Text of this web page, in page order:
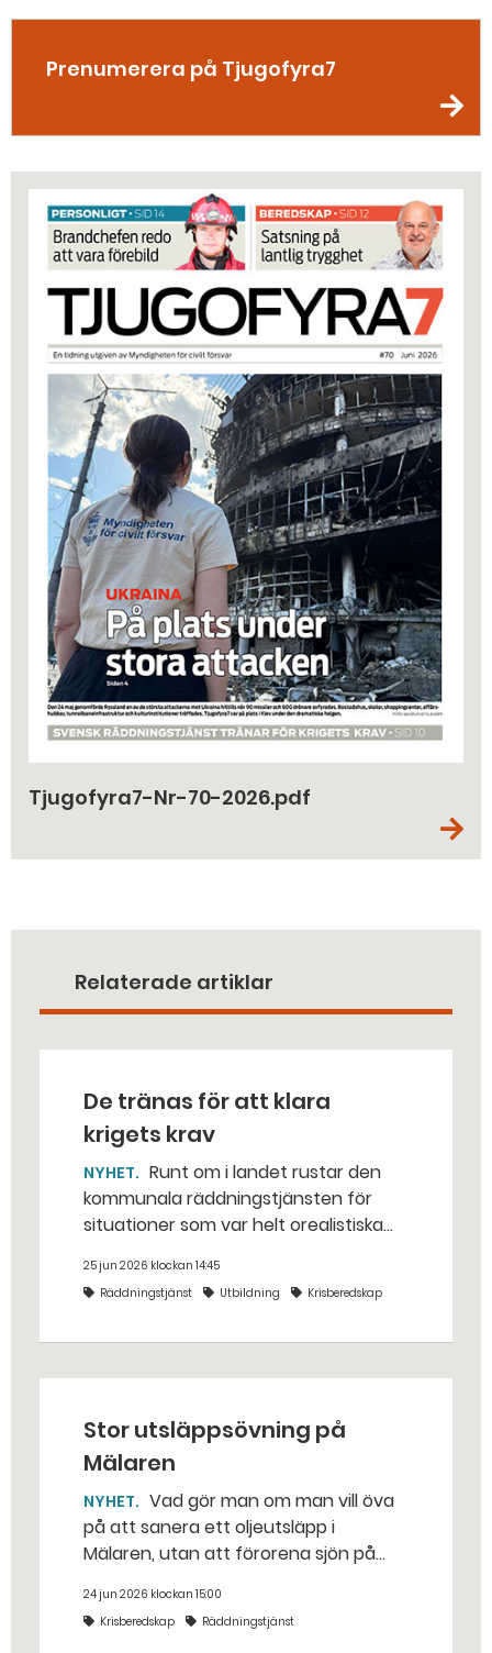
Prenumerera på Tjugofyra7
Tjugofyra7-Nr-70-2026.pdf
Relaterade artiklar
De tränas för att klara
krigets krav
NYHET
kommunala räddningstjänsten för
situationer som var helt orealistiska
bakhåll, utspridda granater och hot
från livsfarliga drönare i det
25 jun 2026 klockan 14:45
Räddningstjänst
Utbildning Krisberedskap
Stor utsläppsövning på
Mälaren
NYHET
på att sanera ett oljeutsläpp i
Mälaren, utan att förorena sjön på
stället. Det gjorde räddningstjänsten i
Eskilstuna – tio kubikmeter närmare
24 jun 2026 klockan 15:00
Krisberedskap
Räddningstjänst